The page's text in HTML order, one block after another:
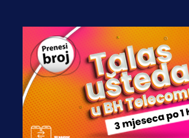
A Selekcija
Stigla potvrda od
kluba: Jovo Lukić
transfer!?
3 sedmica 4 dan